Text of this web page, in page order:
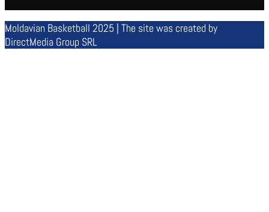
Moldavian Basketball 2025 | The site was created by
DirectMedia Group SRL